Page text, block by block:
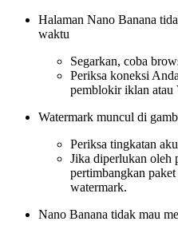
Halaman Nano Banana
waktu
Segarkan, coba
Periksa koneksi
pemblokir iklan atau
Watermark muncul di
Periksa tingkatan
Jika diperlukan oleh
pertimbangkan
watermark.
Nano Banana tidak mau